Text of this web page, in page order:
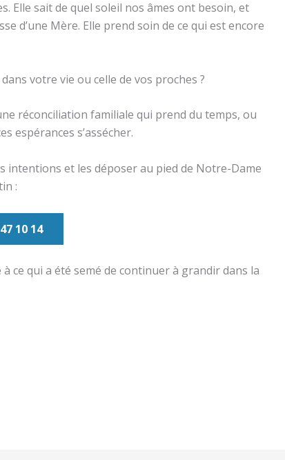
Elle sait de quel soleil nos âmes ont besoin, et
d’une Mère. Elle prend soin de ce qui est encore
votre vie ou celle de vos proches ?
réconciliation familiale qui prend du temps, ou
espérances s’assécher.
et les déposer au pied de Notre-Dame
:
10 14
ce qui a été semé de continuer à grandir dans la